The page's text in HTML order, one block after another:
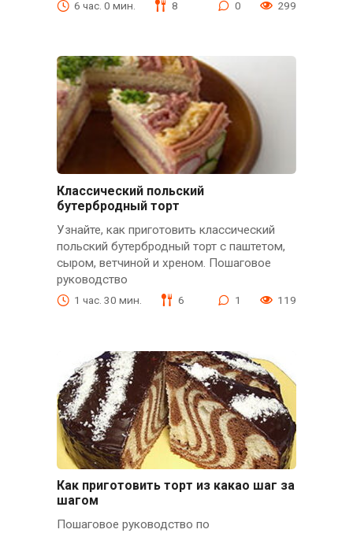
6 час. 0 мин. 8 0 299
Классический польский
бутербродный торт
Узнайте, как приготовить классический
польский бутербродный торт с паштетом,
сыром, ветчиной и хреном. Пошаговое
руководство
1 час. 30 мин. 6 1 119
Как приготовить торт из какао шаг за
шагом
Пошаговое руководство по